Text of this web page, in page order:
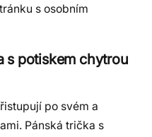
s osobním
s potiskem chytrou
po svém a
Pánská trička s